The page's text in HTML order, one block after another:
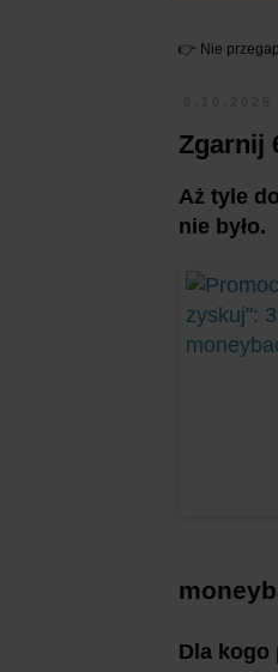
👉 Nie
Zgarnij
Aż tyle
nie było.
Dla kogo